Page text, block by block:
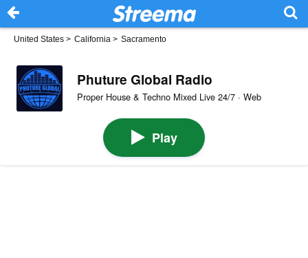
United States > California > Sacramento
Phuture Global Radio
Proper House & Techno Mixed Live 24/7 · Web
Play